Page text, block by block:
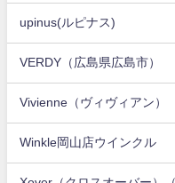
upinus(ルピナス)
VERDY（広島県広島市）
Vivienne（ヴィヴィアン）
Winkle岡山店ウインクル